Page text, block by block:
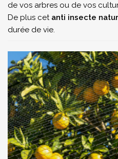
de vos arbres ou de vos
De plus cet anti insecte
durée de vie.